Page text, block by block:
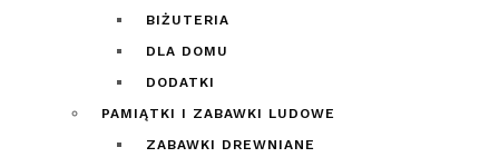
BIŻUTERIA
DLA DOMU
DODATKI
PAMIĄTKI I ZABAWKI LUDOWE
ZABAWKI DREWNIANE